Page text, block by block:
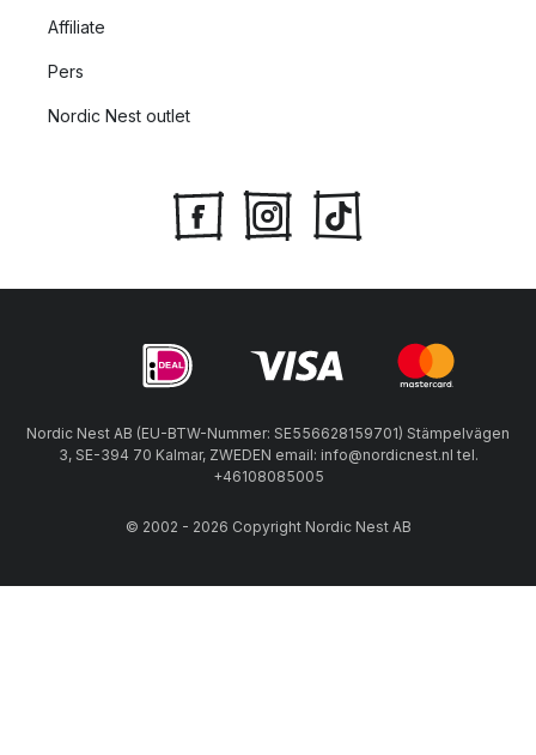
Affiliate
Pers
Nordic Nest outlet
Nordic Nest AB (EU-BTW-Nummer: SE556628159701) Stämpelvägen
3, SE-394 70 Kalmar, ZWEDEN email: info@nordicnest.nl tel.
+46108085005
© 2002 - 2026 Copyright Nordic Nest AB